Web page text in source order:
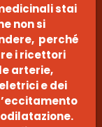
stai
non si
perché
i ricettori
arterie,
e dei